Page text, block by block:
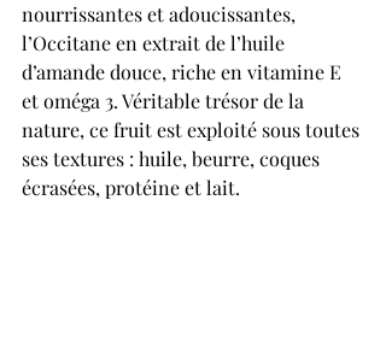
nourrissantes et adoucissantes,
l’Occitane en extrait de l’huile
d’amande douce, riche en vitamine E
et oméga 3. Véritable trésor de la
nature, ce fruit est exploité sous toutes
ses textures : huile, beurre, coques
écrasées, protéine et lait.